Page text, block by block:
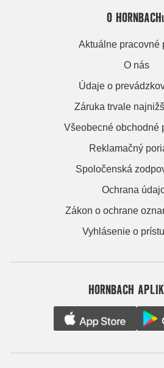
O
Aktuálne pracovné
O nás
Údaje o
Záruka trvale
Všeobecné obchodné
Reklamačný
Spoločenská
Ochrana
Zákon o ochrane
Vyhlásenie o
HORNBACH